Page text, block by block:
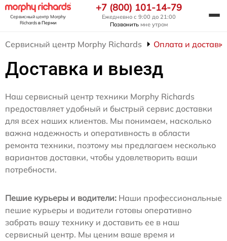
Сервисный центр Morphy
Richardsв Перми
+7 (800) 101-14-79
Ежедневно с 9:00 до 21:00
Позвонить мне утром
Сервисный центр Morphy Richards Оплата и
Доставка и выезд
Наш сервисный центр техники Morphy Richards
предоставляет удобный и быстрый сервис доставки
для всех наших клиентов. Мы понимаем, насколько
важна надежность и оперативность в области
ремонта техники, поэтому мы предлагаем несколько
вариантов доставки, чтобы удовлетворить ваши
потребности.
Пешие курьеры и водители: Наши профессиональные
пешие курьеры и водители готовы оперативно
забрать вашу технику и доставить ее в наш
сервисный центр. Мы ценим ваше время и